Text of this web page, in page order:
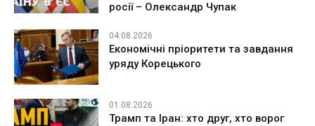
росії – Олександр Чупак
04.08.2026
Економічні пріоритети та завдання
уряду Корецького
01.08.2026
Трамп та Іран: хто друг, хто ворог